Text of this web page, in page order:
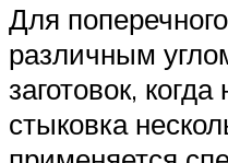
Для
различным
заготовок,
стыковка